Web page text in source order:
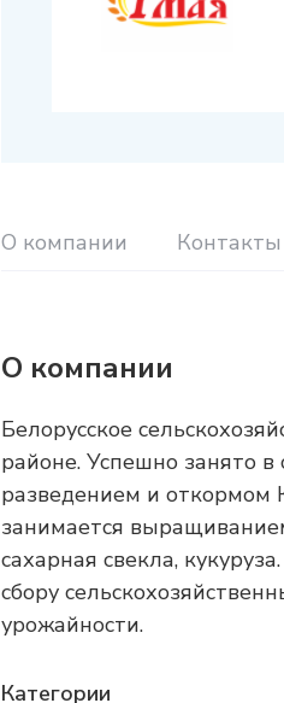
О компании Контакты
О компании
Белорусское
районе. Успешно занято
разведением и откормом
занимается
сахарная свекла,
сбору
урожайности.
Категории